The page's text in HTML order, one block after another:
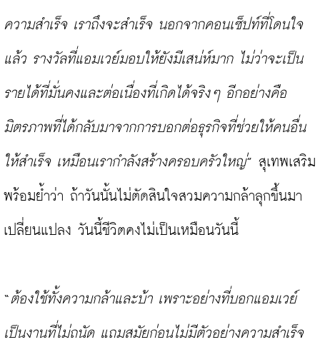
ความสำเร็จ เราถึงจะสำเร็จ นอกจากคอนเซ็ปท์ที่โดนใจ
แล้ว รางวัลที่แอมเวย์มอบให้ยังมีเสน่ห์มาก ไม่ว่าจะเป็น
รายได้ที่มั่นคงและต่อเนื่องที่เกิดได้จริงๆ อีกอย่างคือ
มิตรภาพที่ได้กลับมาจากการบอกต่อธุรกิจที่ช่วยให้คนอื่น
ให้สำเร็จ เหมือนเรากำลังสร้างครอบครัวใหญ่” สุเทพเสริม
พร้อมย้ำว่า ถ้าวันนั้นไม่ตัดสินใจสวมความกล้าลุกขึ้นมา
เปลี่ยนแปลง วันนี้ชีวิตคงไม่เป็นเหมือนวันนี้
“ต้องใช้ทั้งความกล้าและบ้า เพราะอย่างที่บอกแอมเวย์
เป็นงานที่ไม่ถนัด แถมสมัยก่อนไม่มีตัวอย่างความสำเร็จ